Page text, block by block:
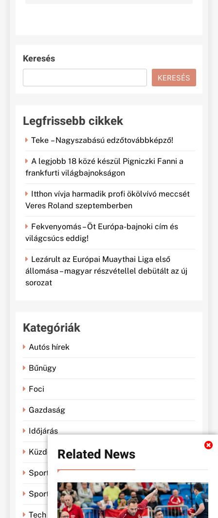
Related News
Keresés
KERESÉS
Legfrissebb cikkek
Teke – Nagyszabású edzőtovábbképző!
A legjobb 18 közé készül Pigniczki Fanni a
frankfurti világbajnokságon
Itthon vívja harmadik profi ökölvívó meccsét
Veres Roland szeptemberben
Fekvenyomás – Öt Európa-bajnoki cím és
világcsúcs eddig!
Lezárult az Európai Muaythai Liga első
állomása – magyar részvétellel debütált az új
sorozat
Kategóriák
Autós hírek
Bűnügy
Foci
Gazdaság
Időjárás
Küzdősportok
Sportbánya
Sporthírek
Tech